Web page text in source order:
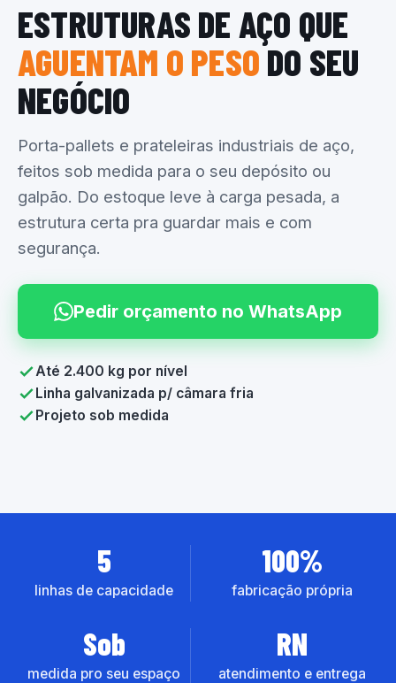
ESTRUTURAS DE AÇO QUE
AGUENTAM O PESODO SEU
NEGÓCIO
Porta-pallets e prateleiras industriais de aço,
feitos sob medida para o seu depósito ou
galpão. Do estoque leve à carga pesada, a
estrutura certa pra guardar mais e com
segurança.
Pedir orçamento no WhatsApp
Até 2.400 kg por nível
Linha galvanizada p/ câmara fria
Projeto sob medida
5
linhas de capacidade
100%
fabricação própria
Sob
medida pro seu espaço
RN
atendimento e entrega